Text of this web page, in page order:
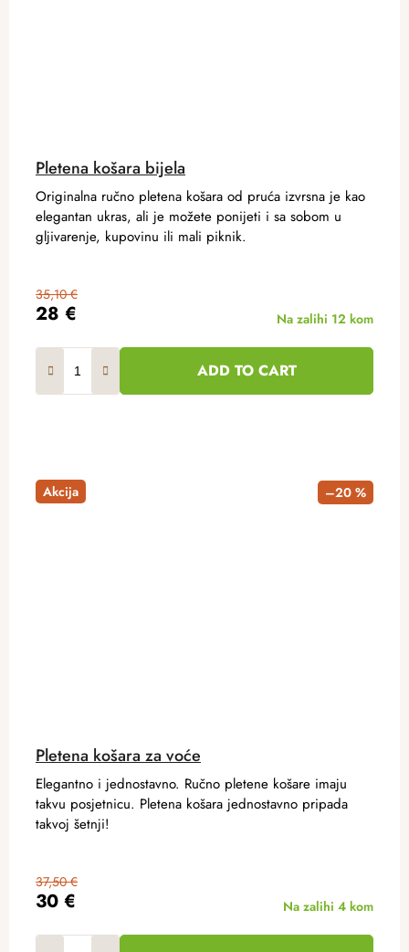
Pletena košara bijela
28 €
35,10 €
Na zalihi 12 kom
ADD TO CART
Originalna ručno pletena košara od pruća izvrsna je kao
elegantan ukras, ali je možete ponijeti i sa sobom u
gljivarenje, kupovinu ili mali piknik.
Akcija –20 %
Pletena košara za voće
30 €
37,50 €
Na zalihi 4 kom
Elegantno i jednostavno. Ručno pletene košare imaju
takvu posjetnicu. Pletena košara jednostavno pripada
takvoj šetnji!